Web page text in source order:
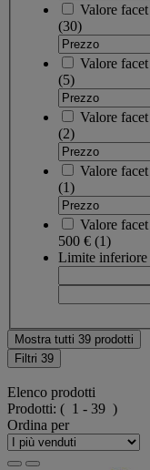
Valore facet
(30)
Valore facet
(5)
Valore facet
(2)
Valore facet
(1)
Valore facet
500 € (1)
Limite inferiore
Mostra tutti 39 prodotti
Filtri 39
Elenco prodotti
Prodotti: ( 1 - 39 )
Ordina per